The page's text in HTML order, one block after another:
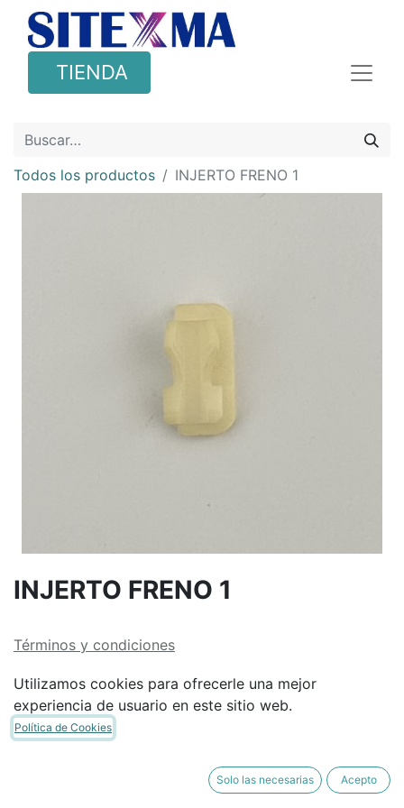
TIENDA
Todos los productos INJERTO FRENO 1
INJERTO FRENO 1
Términos y condiciones
Envío: 2-3 días laborales
Utilizamos cookies para ofrecerle una mejor
experiencia de usuario en este sitio web.
Política de Cookies
Solo las necesarias Acepto